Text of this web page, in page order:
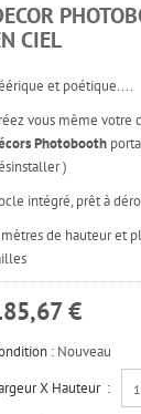
CIEL
et poétique....
vous même votre
Photobooth
)
intégré, prêt à
de hauteur et
€
: Nouveau
X Hauteur :